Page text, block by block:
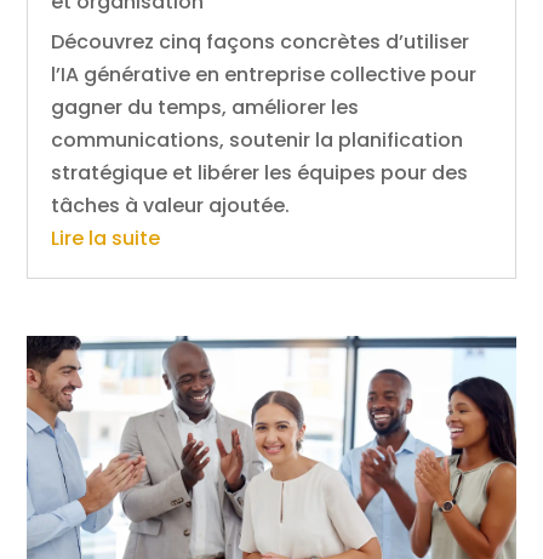
Découvrez cinq façons concrètes d’utiliser
l’IA générative en entreprise collective pour
gagner du temps, améliorer les
communications, soutenir la planification
stratégique et libérer les équipes pour des
tâches à valeur ajoutée.
Lire la suite